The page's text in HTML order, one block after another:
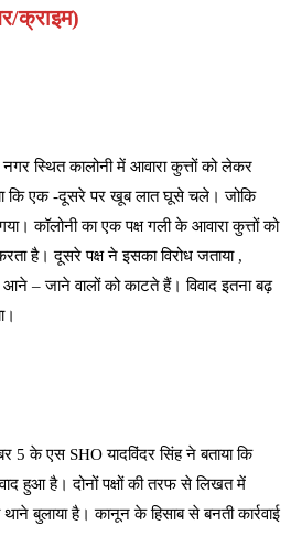
क्राइम)
स्थित कालोनी में आवारा कुत्तों को लेकर
कि एक -दूसरे पर खूब लात घूसे चले। जोकि
कॉलोनी का एक पक्ष गली के आवारा कुत्तों को
है। दूसरे पक्ष ने इसका विरोध जताया ,
आने – जाने वालों को काटते हैं। विवाद इतना बढ़
5 के एस SHO यादविंदर सिंह ने बताया कि
हुआ है। दोनों पक्षों की तरफ से लिखत में
बुलाया है। कानून के हिसाब से बनती कार्रवाई